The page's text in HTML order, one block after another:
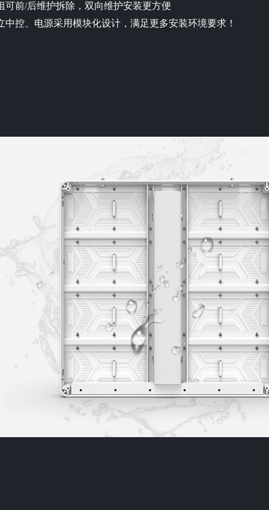
可前/后维护拆除，双向维护安装更方便
中控、电源采用模块化设计，满足更多安装环境要求！